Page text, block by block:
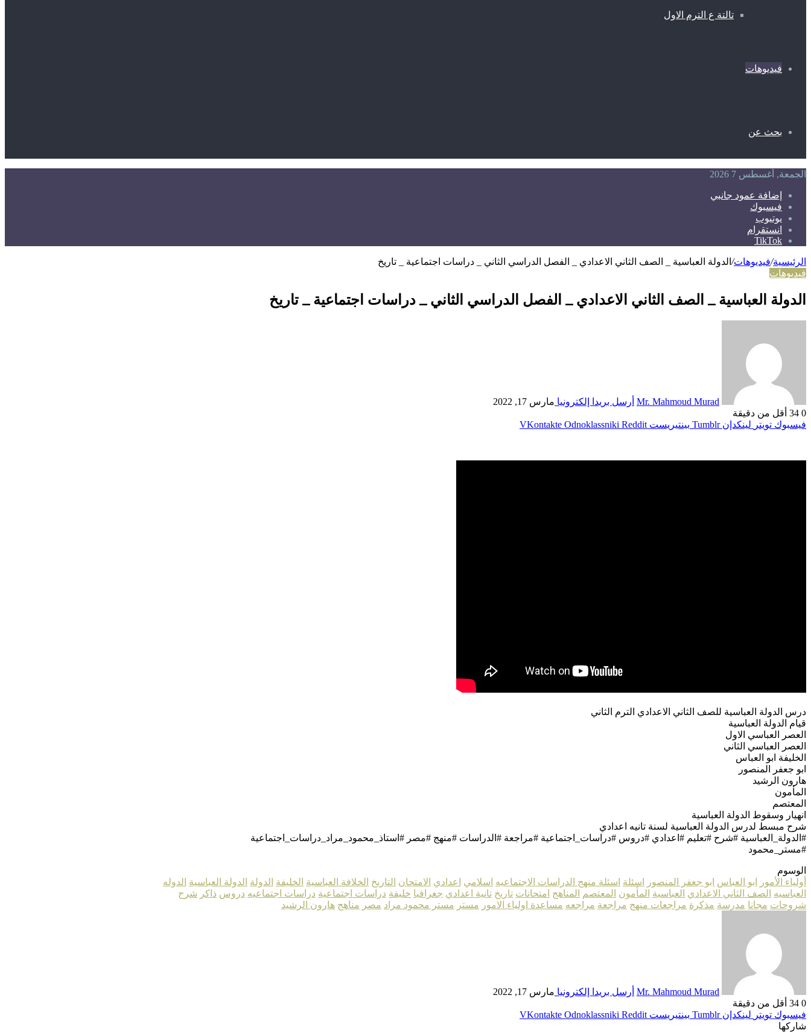
تالتة ع الترم الاول
فيديوهات
بحث عن
الجمعة, أغسطس 7 2026
إضافة عمود جانبي
فيسبوك
يوتيوب
انستقرام
TikTok
الرئيسية/فيديوهات/ الدولة العباسية _ الصف الثاني الاعدادي _ الفصل الدراسي الثاني _ دراسات اجتماعية _ تاريخ
فيديوهات
الدولة العباسية _ الصف الثاني الاعدادي _ الفصل الدراسي الثاني _ دراسات اجتماعية _ تاريخ
Mr. Mahmoud Murad أرسل بريدا إلكترونيا مارس 17, 2022
0
أقل من دقيقة
فيسبوك تويتر لينكدإن بينتيريست Odnoklassniki
درس الدولة العباسية للصف الثاني الاعدادي الترم الثاني
قيام الدولة العباسية
العصر العباسي الاول
العصر العباسي الثاني
الخليفة ابو العباس
ابو جعفر المنصور
هارون الرشيد
المأمون
المعتصم
انهيار وسقوط الدولة العباسية
شرح مبسط لدرس الدولة العباسية لسنة تانيه اعدادي
#الدولة_العباسية #شرح #تعليم #اعدادي #دروس #دراسات_اجتماعية #مراجعة #الدراسات #منهج #مصر #استاذ_محمود_مراد_دراسات_اجتماعية
#مستر_محمود
الوسوم
أولياء الأمور
ابو العباس ابو جعفر المنصور اسئلة اسئلة منهج الدراسات الاجتماعيه اسلامي اعدادي الامتحان التاريخ الخلافة العباسية الخليفة الدولة الدولة العباسية الدوله
العباسيه الصف الثاني الاعدادي العباسية المأمون المعتصم المناهج امتحانات تاريخ تانية اعدادي جغرافيا خليفة دراسات اجتماعية دراسات اجتماعيه دروس ذاكر شرح
شروحات مجانا مدرسة مذكرة مراجعات منهج مراجعة مراجعه مساعدة اولياء الامور مستر مستر محمود مراد مصر مناهج هارون الرشيد
Mr. Mahmoud Murad أرسل بريدا إلكترونيا مارس 17, 2022
0
أقل من دقيقة
فيسبوك تويتر لينكدإن بينتيريست
Odnoklassniki
شاركها